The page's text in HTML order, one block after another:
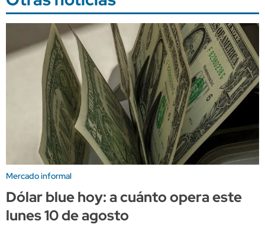
Mercado informal
Dólar blue hoy: a cuánto opera este
lunes 10 de agosto